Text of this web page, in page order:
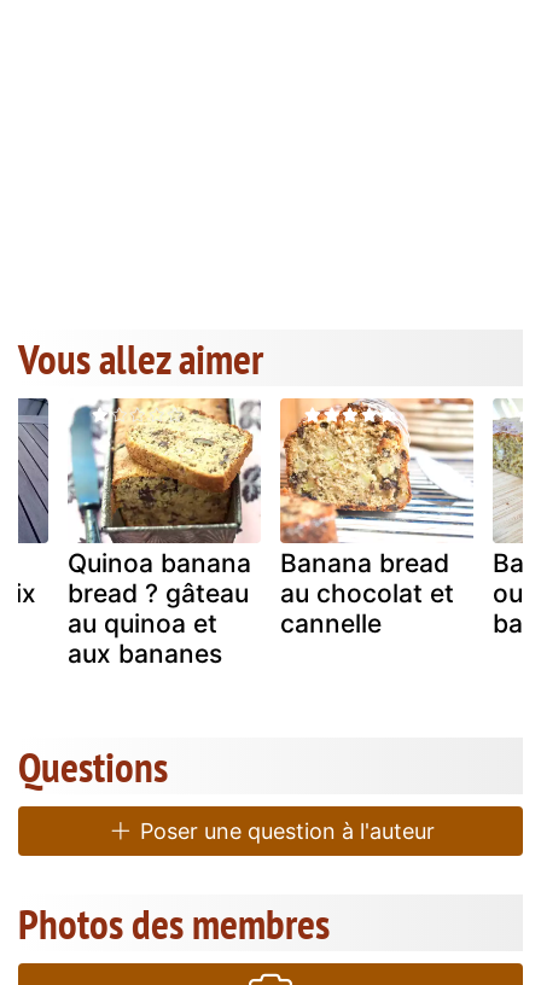
Vous allez aimer
Quinoa banana
bread ? gâteau
au quinoa et
aux bananes
Banana bread
au chocolat et
cannelle
ou
Questions
Poser une question à l'auteur
Photos des membres